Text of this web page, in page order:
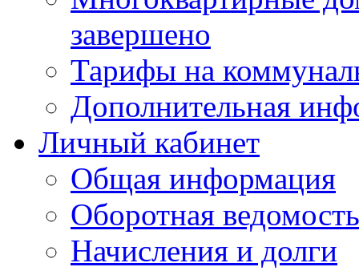
завершено
Тарифы на
Дополнительная
Личный кабинет
Общая информация
Оборотная ведомость
Начисления и долги